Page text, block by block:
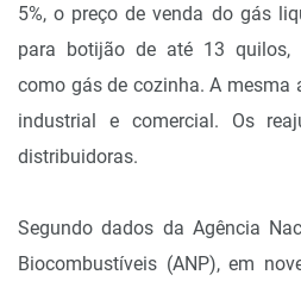
5%, o preço de venda do gás
para botijão de até 13 quilos,
como gás de cozinha. A mesma
industrial e comercial. Os
distribuidoras.
Segundo dados da Agência
Biocombustíveis (ANP), em